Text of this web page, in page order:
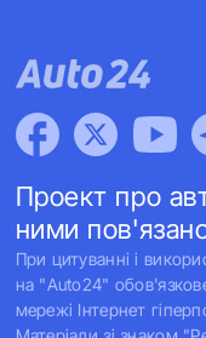
Проект про
ними
При цитуванні і
на "Auto24"
мережі Інтернет